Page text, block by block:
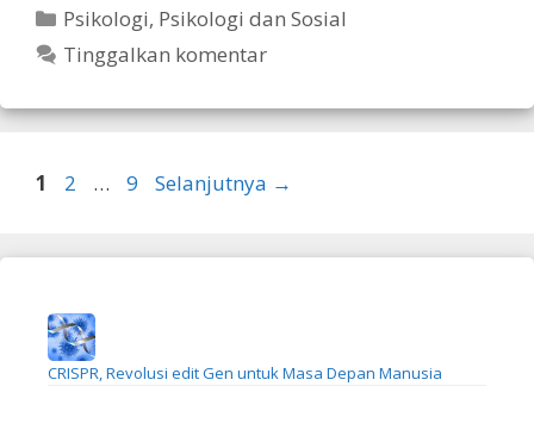
Kategori
Psikologi, Psikologi dan Sosial
Tinggalkan komentar
Halaman
1 Halaman
2 … Halaman
9 Selanjutnya →
CRISPR, Revolusi edit Gen untuk Masa Depan Manusia